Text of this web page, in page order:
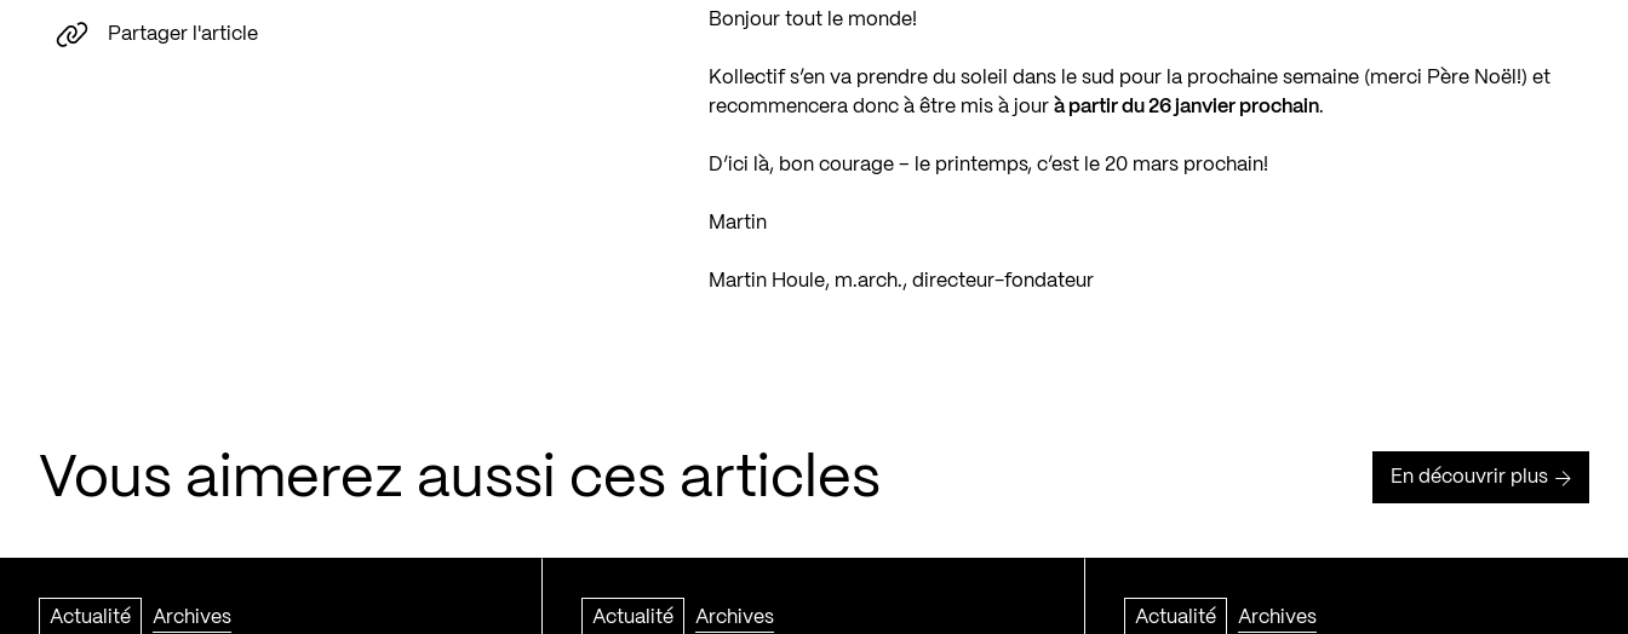
Bonjour tout le monde!
Kollectif s’en va prendre du soleil dans le sud pour la prochaine semaine (merci Père Noël!) et
recommencera donc à être mis à jourà partir du 26 janvier prochain.
D’ici là, bon courage – le printemps, c’est le 20 mars prochain!
Martin
Martin Houle, m.arch., directeur-fondateur
Partager l'article
Vous aimerez aussi ces articles En découvrir plus
Actualité Archives Actualité Archives Actualité Archives